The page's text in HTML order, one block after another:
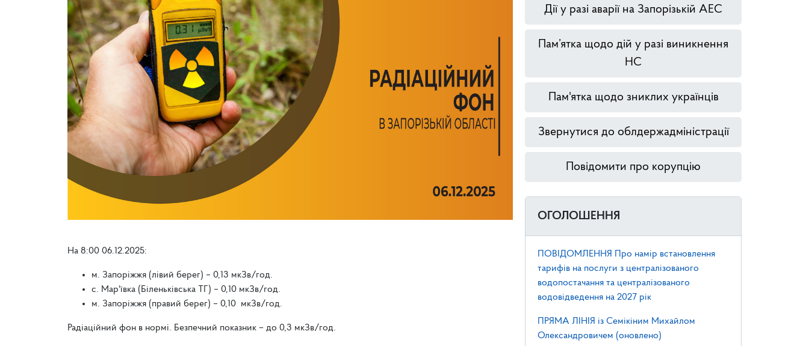
На 8:00 06.12.2025:
м. Запоріжжя (лівий берег) – 0,13 мкЗв/год.
с. Мар'ївка (Біленьківська ТГ) – 0,10 мкЗв/год.
м. Запоріжжя (правий берег) – 0,10 мкЗв/год.
Радіаційний фон в нормі. Безпечний показник – до 0,3 мкЗв/год.
Дії у разі аварії на Запорізькій АЕС
Пам’ятка щодо дій у разі виникнення
НС
Пам'ятка щодо зниклих українців
Звернутися до облдержадміністрації
Повідомити про корупцію
ОГОЛОШЕННЯ
ПОВІДОМЛЕННЯ Про намір встановлення
тарифів на послуги з централізованого
водопостачання та централізованого
водовідведення на 2027 рік
ПРЯМА ЛІНІЯ із Семікіним Михайлом
Олександровичем (оновлено)